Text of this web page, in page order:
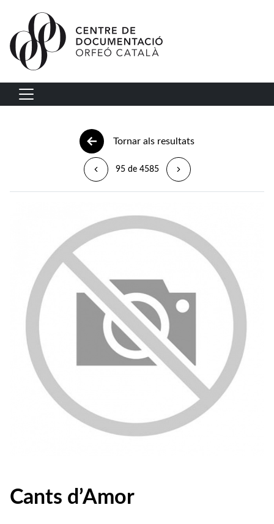
Vés al contingut
Navegació principal
Tornar als resultats
95 de 4585
Cants d’Amor